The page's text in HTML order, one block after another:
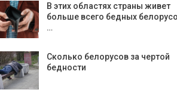
В этих областях страны живет
больше всего бедных
…
Сколько белорусов за чертой
бедности